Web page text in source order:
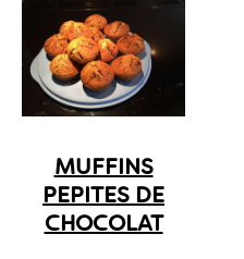
MUFFINS
PEPITES DE
CHOCOLAT